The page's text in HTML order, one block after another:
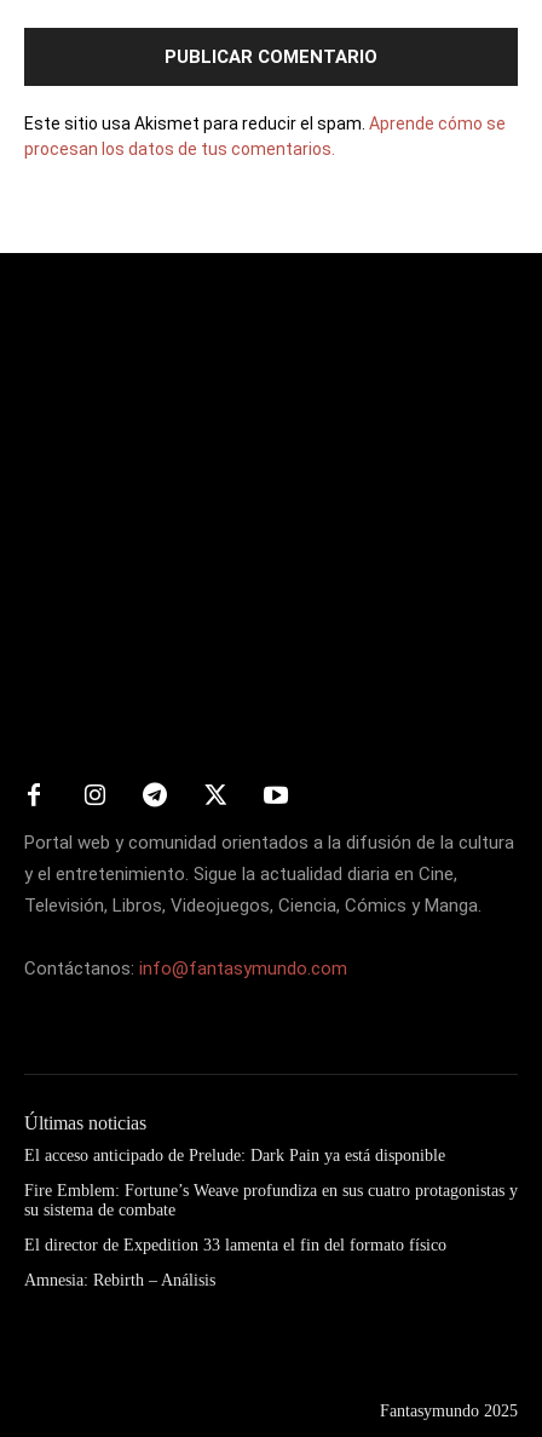
Este sitio usa Akismet para reducir el spam. Aprende cómo se
procesan los datos de tus comentarios.
Portal web y comunidad orientados a la difusión de la cultura
y el entretenimiento. Sigue la actualidad diaria en Cine,
Televisión, Libros, Videojuegos, Ciencia, Cómics y Manga.
Contáctanos: info@fantasymundo.com
Últimas noticias
El acceso anticipado de Prelude: Dark Pain ya está disponible
Fire Emblem: Fortune’s Weave profundiza en sus cuatro protagonistas y
su sistema de combate
El director de Expedition 33 lamenta el fin del formato físico
Amnesia: Rebirth – Análisis
Fantasymundo 2025